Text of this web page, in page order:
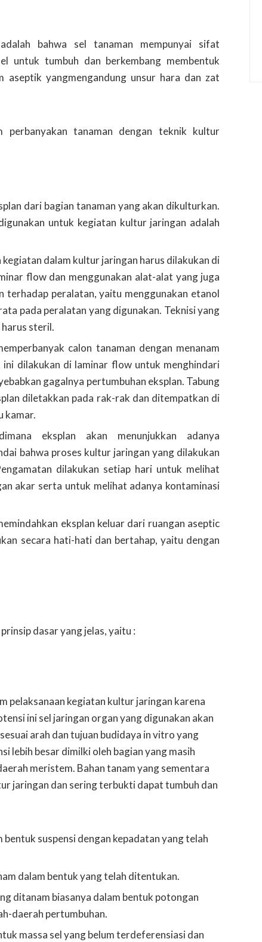
bahwa sel tanaman mempunyai sifat
untuk tumbuh dan berkembang membentuk
aseptik yangmengandung unsur hara dan zat
perbanyakan tanaman dengan teknik kultur
dari bagian tanaman yang akan dikulturkan.
untuk kegiatan kultur jaringan adalah
dalam kultur jaringan harus dilakukan di
flow dan menggunakan alat-alat yang juga
terhadap peralatan, yaitu menggunakan etanol
pada peralatan yang digunakan. Teknisi yang
steril.
calon tanaman dengan menanam
ini dilakukan di laminar flow untuk menghindari
gagalnya pertumbuhan eksplan. Tabung
diletakkan pada rak-rak dan ditempatkan di
kamar.
eksplan akan menunjukkan adanya
bahwa proses kultur jaringan yang dilakukan
dilakukan setiap hari untuk melihat
akar serta untuk melihat adanya kontaminasi
eksplan keluar dari ruangan aseptic
secara hati-hati dan bertahap, yaitu dengan
dasar yang jelas, yaitu :
pelaksanaan kegiatan kultur jaringan karena
ini sel jaringan organ yang digunakan akan
arah dan tujuan budidaya in vitro yang
lebih besar dimilki oleh bagian yang masih
meristem. Bahan tanam yang sementara
jaringan dan sering terbukti dapat tumbuh dan
bentuk suspensi dengan kepadatan yang telah
dalam bentuk yang telah ditentukan.
ditanam biasanya dalam bentuk potongan
daerah pertumbuhan.
massa sel yang belum terdeferensiasi dan